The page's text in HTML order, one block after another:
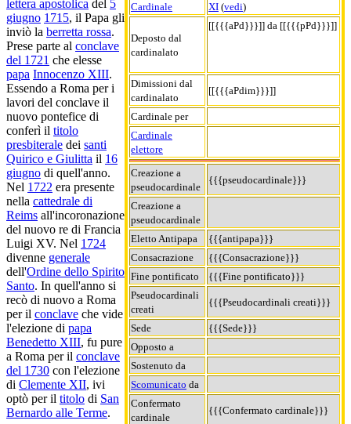
Cardinale
XI (vedi)
Deposto dal
cardinalato
[[{{{aPd}}}]] da [[{{{pPd}}}]]
Dimissioni dal
cardinalato
[[{{{aPdim}}}]]
Cardinale per
Cardinale
elettore
Creazione a
pseudocardinale
{{{pseudocardinale}}}
Creazione a
pseudocardinale
Eletto Antipapa
{{{antipapa}}}
Consacrazione
{{{Consacrazione}}}
Fine pontificato
{{{Fine pontificato}}}
Pseudocardinali
creati
{{{Pseudocardinali creati}}}
Sede
{{{Sede}}}
Opposto a
Sostenuto da
Scomunicato da
Confermato
cardinale
{{{Confermato cardinale}}}
lettera apostolica del 5
giugno 1715, il Papa gli
inviò la berretta rossa.
Prese parte al conclave
del 1721 che elesse
papa Innocenzo XIII.
Essendo a Roma per i
lavori del conclave il
nuovo pontefice di
conferì il titolo
presbiterale dei santi
Quirico e Giulitta il 16
giugno di quell'anno.
Nel 1722 era presente
nella cattedrale di
Reims all'incoronazione
del nuovo re di Francia
Luigi XV. Nel 1724
divenne generale
dell'Ordine dello Spirito
Santo. In quell'anno si
recò di nuovo a Roma
per il conclave che vide
l'elezione di papa
Benedetto XIII, fu pure
a Roma per il conclave
del 1730 con l'elezione
di Clemente XII, ivi
optò per il titolo di San
Bernardo alle Terme.